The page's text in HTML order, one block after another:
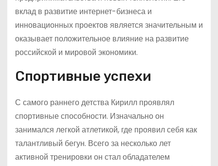
вклад в развитие интернет-бизнеса и
инновационных проектов является значительным и
оказывает положительное влияние на развитие
российской и мировой экономики.
Спортивные успехи
С самого раннего детства Кирилл проявлял
спортивные способности. Изначально он
занимался легкой атлетикой, где проявил себя как
талантливый бегун. Всего за несколько лет
активной тренировки он стал обладателем